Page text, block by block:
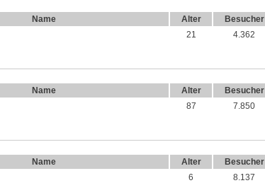
Name Alter
Besucher
21 4.362
Name Alter
Besucher
87 7.850
Name Alter
Besucher
6 8.137